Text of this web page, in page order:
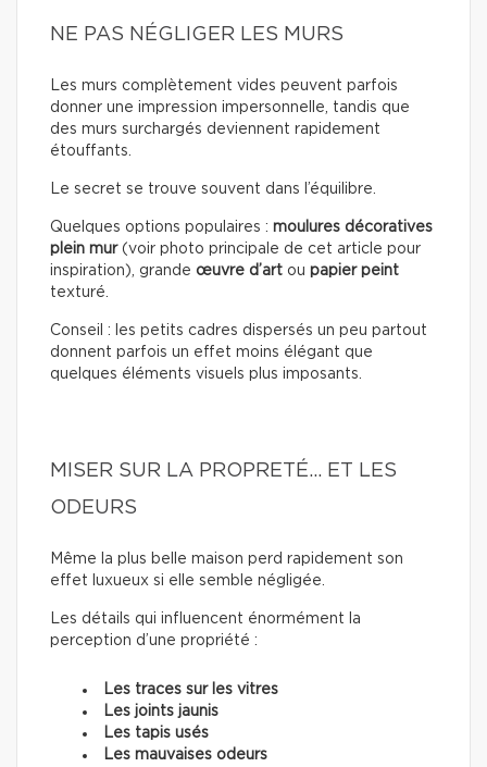
NE PAS NÉGLIGER LES MURS
Les murs complètement vides peuvent parfois
donner une impression impersonnelle, tandis que
des murs surchargés deviennent rapidement
étouffants.
Le secret se trouve souvent dans l’équilibre.
Quelques options populaires : moulures décoratives
plein mur (voir photo principale de cet article pour
inspiration), grande œuvre d’art ou papier peint
texturé.
Conseil : les petits cadres dispersés un peu partout
donnent parfois un effet moins élégant que
quelques éléments visuels plus imposants.
MISER SUR LA PROPRETÉ… ET LES
ODEURS
Même la plus belle maison perd rapidement son
effet luxueux si elle semble négligée.
Les détails qui influencent énormément la
perception d’une propriété :
Les traces sur les vitres
Les joints jaunis
Les tapis usés
Les mauvaises odeurs